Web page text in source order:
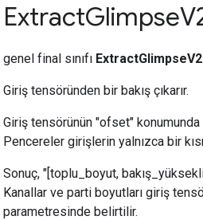
ExtractGlimpse
genel final sınıfı ExtractGlimpseV2
Giriş tensöründen bir bakış çıkarır.
Giriş tensörünün "ofset" konumunda
Pencereler girişlerin yalnızca bir
Sonuç, "[toplu_boyut,
Kanallar ve parti boyutları giriş
parametresinde belirtilir.